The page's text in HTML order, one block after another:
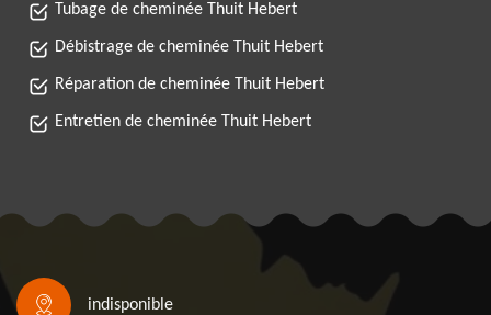
Tubage de cheminée Thuit Hebert
Débistrage de cheminée Thuit Hebert
Réparation de cheminée Thuit Hebert
Entretien de cheminée Thuit Hebert
indisponible